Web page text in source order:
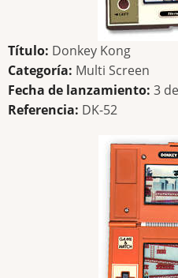
Título: Donkey Kong
Categoría: Multi Screen
Fecha de lanzamiento: 3
Referencia: DK-52